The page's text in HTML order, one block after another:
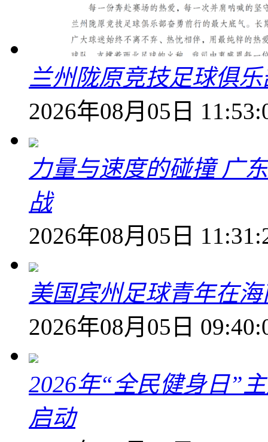
兰州陇原竞技足球俱
2026年08月05日
力量与速度的碰撞 广
战
2026年08月05日
美国宾州足球青年在
2026年08月05日
2026年“全民健身日”
启动